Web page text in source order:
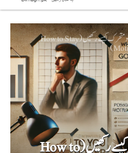
کیرئیر کی ترقی سست ہونے پر خود کو متحرک کیسے رکھیں (How to Stay
کیرئیر کی ترقی سست ہونے پر خود کو متحرک کیسے رکھیں (How to